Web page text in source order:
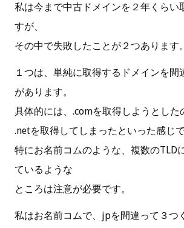
私は今まで中古ドメインを２年くらい
すが、
その中で失敗したことが２つあります。
１つは、単純に取得するドメインを間
があります。
具体的には、.comを取得しようとした
.netを取得してしまったといった感じで
特にお名前コムのような、複数のTLD
ているような
ところは注意が必要です。
私はお名前コムで、jpを間違って３つ